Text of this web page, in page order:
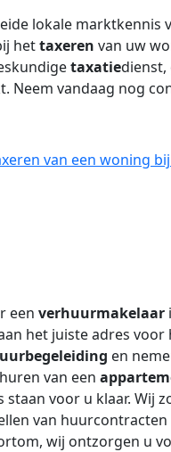
lokale marktkennis
hettaxeren van uw
taxatiedienst,
Neem vandaag nog
van een woning
een verhuurmakelaar
het juiste adres
en
van een
staan voor u klaar. Wij
van
wij ontzorgen u